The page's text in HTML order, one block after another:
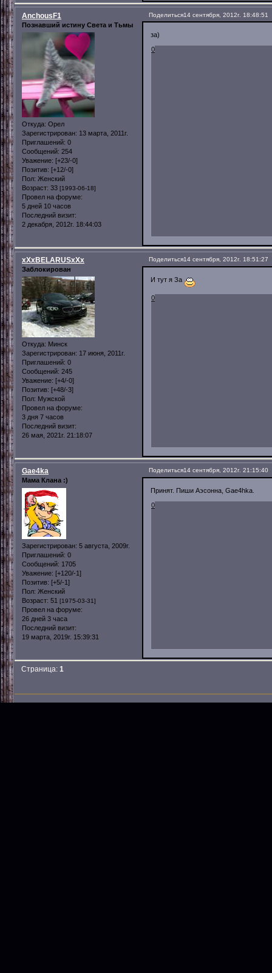
Поделиться14 сентября, 2012г. 18:48:51
AnchousF1
Познавший истину Света и Тьмы
Откуда: Орел
Зарегистрирован: 13 марта, 2011г.
Приглашений: 0
Сообщений: 254
Уважение: [+23/-0]
Позитив: [+12/-0]
Пол: Женский
Возраст: 33 [1993-06-18]
Провел на форуме:
5 дней 10 часов
Последний визит:
2 декабря, 2012г. 18:44:03
за)
0
Поделиться14 сентября, 2012г. 18:51:27
xXxBELARUSxXx
Заблокирован
Откуда: Минск
Зарегистрирован: 17 июня, 2011г.
Приглашений: 0
Сообщений: 245
Уважение: [+4/-0]
Позитив: [+48/-3]
Пол: Мужской
Провел на форуме:
3 дня 7 часов
Последний визит:
26 мая, 2021г. 21:18:07
И тут я За
0
Поделиться14 сентября, 2012г. 21:15:40
Gae4ka
Мама Клана :)
Зарегистрирован: 5 августа, 2009г.
Приглашений: 0
Сообщений: 1705
Уважение: [+120/-1]
Позитив: [+5/-1]
Пол: Женский
Возраст: 51 [1975-03-31]
Провел на форуме:
26 дней 3 часа
Последний визит:
19 марта, 2019г. 15:39:31
Принят. Пиши Аэсонна, Gae4hka.
0
Страница:1